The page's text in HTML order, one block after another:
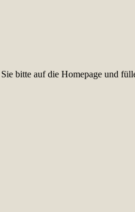
bitte auf die Homepage und